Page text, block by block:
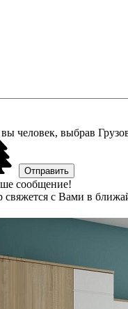
человек, выбрав
сообщение!
с Вами в